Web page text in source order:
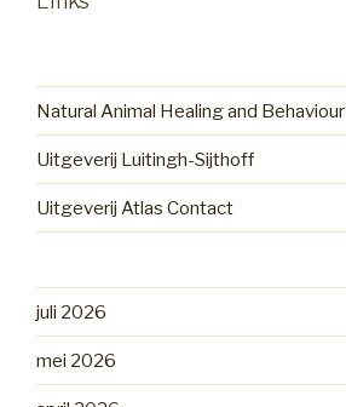
Natural Animal Healing and Behaviour
Uitgeverij Luitingh-Sijthoff
Uitgeverij Atlas Contact
juli 2026
mei 2026